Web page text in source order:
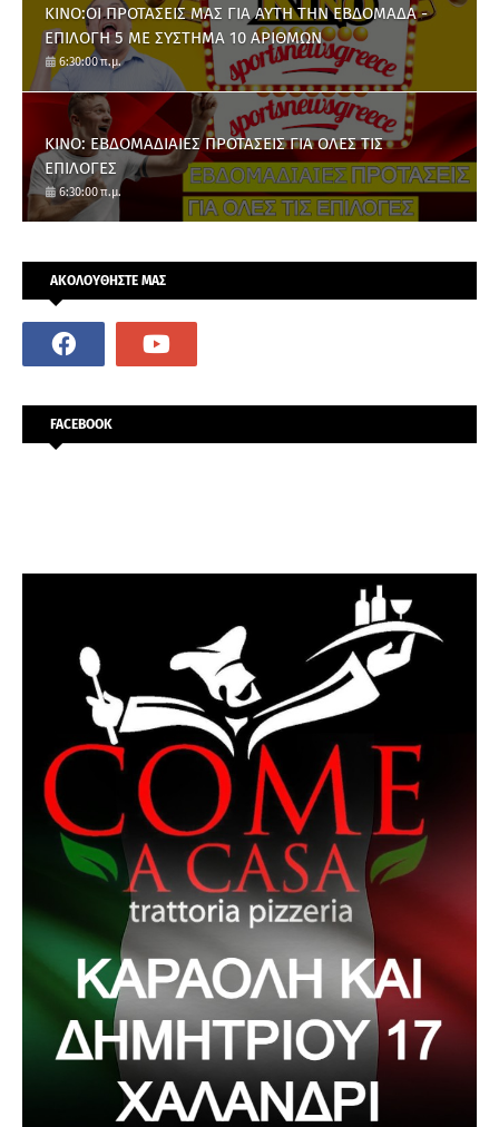
ΚΙΝΟ:ΟΙ ΠΡΟΤΑΣΕΙΣ ΜΑΣ ΓΙΑ ΑΥΤΗ ΤΗΝ ΕΒΔΟΜΑΔΑ -
ΕΠΙΛΟΓΗ 5 ΜΕ ΣΥΣΤΗΜΑ 10 ΑΡΙΘΜΩΝ
6:30:00 π.μ.
ΚΙΝΟ: ΕΒΔΟΜΑΔΙΑΙΕΣ ΠΡΟΤΑΣΕΙΣ ΓΙΑ ΟΛΕΣ ΤΙΣ
ΕΠΙΛΟΓΕΣ
6:30:00 π.μ.
ΑΚΟΛΟΥΘΗΣΤΕ ΜΑΣ
FACEBOOK